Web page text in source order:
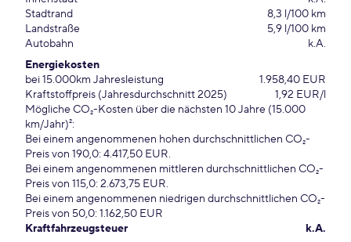
Stadtrand
8,3 l/100 km
Landstraße
5,9 l/100 km
Autobahn
k.A.
Energiekosten
bei 15.000km Jahresleistung
1.958,40 EUR
Kraftstoffpreis (Jahresdurchschnitt 2025)
1,92 EUR/l
Mögliche CO₂-Kosten über die nächsten 10 Jahre (15.000
km/Jahr)²:
Bei einem angenommenen hohen durchschnittlichen CO₂-
Preis von 190,0: 4.417,50 EUR.
Bei einem angenommenen mittleren durchschnittlichen CO₂-
Preis von 115,0: 2.673,75 EUR.
Bei einem angenommenen niedrigen durchschnittlichen CO₂-
Preis von 50,0: 1.162,50 EUR
Kraftfahrzeugsteuer
k.A.